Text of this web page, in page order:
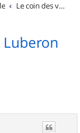
Le coin des vidéastes
Luberon